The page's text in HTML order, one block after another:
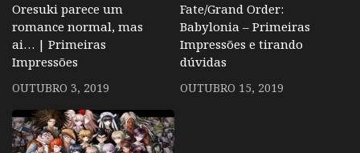
Oresuki parece um
romance normal, mas
ai… | Primeiras
Impressões
OUTUBRO 3, 2019
Fate/Grand Order:
Babylonia – Primeiras
Impressões e tirando
dúvidas
OUTUBRO 15, 2019